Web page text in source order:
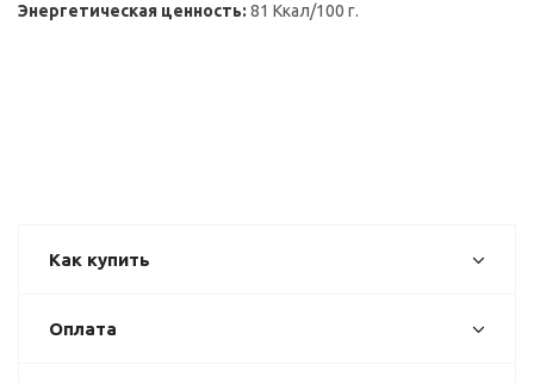
Энергетическая ценность: 81 Ккал/100 г.
Как купить
Оплата